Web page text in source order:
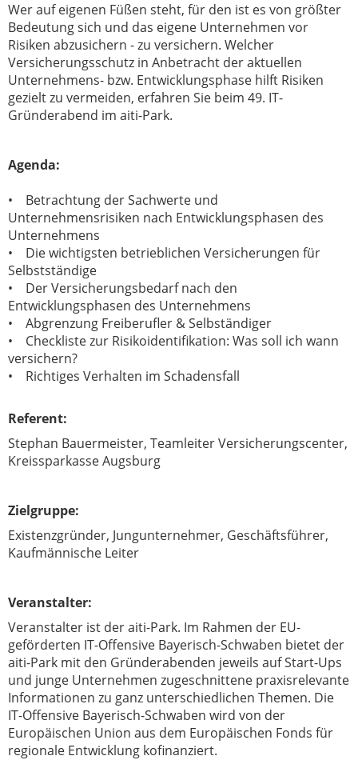
Wer auf eigenen Füßen steht, für den ist es von größter
Bedeutung sich und das eigene Unternehmen vor
Risiken abzusichern - zu versichern. Welcher
Versicherungsschutz in Anbetracht der aktuellen
Unternehmens- bzw. Entwicklungsphase hilft Risiken
gezielt zu vermeiden, erfahren Sie beim 49. IT-
Gründerabend im aiti-Park.
Agenda:
• Betrachtung der Sachwerte und
Unternehmensrisiken nach Entwicklungsphasen des
Unternehmens
• Die wichtigsten betrieblichen Versicherungen für
Selbstständige
• Der Versicherungsbedarf nach den
Entwicklungsphasen des Unternehmens
• Abgrenzung Freiberufler & Selbständiger
• Checkliste zur Risikoidentifikation: Was soll ich wann
versichern?
• Richtiges Verhalten im Schadensfall
Referent:
Stephan Bauermeister, Teamleiter Versicherungscenter,
Kreissparkasse Augsburg
Zielgruppe:
Existenzgründer, Jungunternehmer, Geschäftsführer,
Kaufmännische Leiter
Veranstalter:
Veranstalter ist der aiti-Park. Im Rahmen der EU-
geförderten IT-Offensive Bayerisch-Schwaben bietet der
aiti-Park mit den Gründerabenden jeweils auf Start-Ups
und junge Unternehmen zugeschnittene praxisrelevante
Informationen zu ganz unterschiedlichen Themen. Die
IT-Offensive Bayerisch-Schwaben wird von der
Europäischen Union aus dem Europäischen Fonds für
regionale Entwicklung kofinanziert.